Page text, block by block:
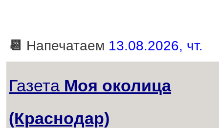
📆 Напечатаем 13.08.2026, чт.
Газета Моя околица
(Краснодар)